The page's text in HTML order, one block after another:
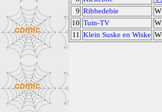
9 Ribbedebie
10 Tuin-TV
11
Klein Suske en Wiske